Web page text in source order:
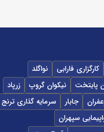
کارگزاری فارابی
نواگلد
پایتخت نیکوان گروپ
زرپاد
جابار
سرمایه گذاری ترنج
سپهران